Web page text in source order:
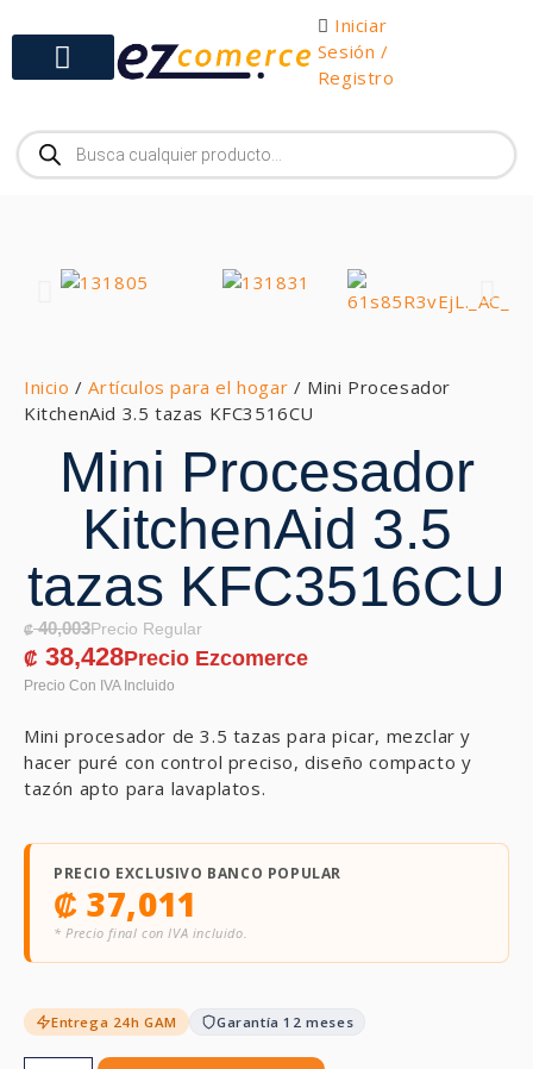
Iniciar
Sesión /
Registro
Inicio /Artículos para el hogar / Mini Procesador
KitchenAid 3.5 tazas KFC3516CU
Mini Procesador
KitchenAid 3.5
tazas KFC3516CU
₡40,003
₡ 38,428
Mini procesador de 3.5 tazas para picar, mezclar y
hacer puré con control preciso, diseño compacto y
tazón apto para lavaplatos.
PRECIO EXCLUSIVO BANCO POPULAR
₡ 37,011
* Precio final con IVA incluido.
Entrega 24h GAM Garantía 12 meses